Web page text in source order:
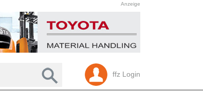
Anzeige
ffz Login